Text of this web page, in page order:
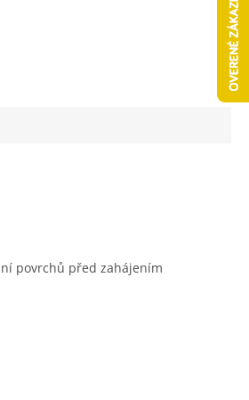
povrchů před zahájením